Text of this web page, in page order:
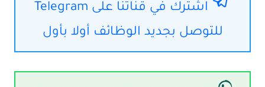
اشترك في قناتنا على Telegram
للتوصل بجديد الوظائف أولا بأول